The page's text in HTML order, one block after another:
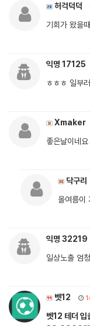
허걱덕덕
기회가 왔을
익명 17125
ㅎㅎㅎ 일부
Xmaker
좋은날이네요
닥구리
올여름이
익명 32219
일상노출 엄
벳12 1
벳12 테더 입